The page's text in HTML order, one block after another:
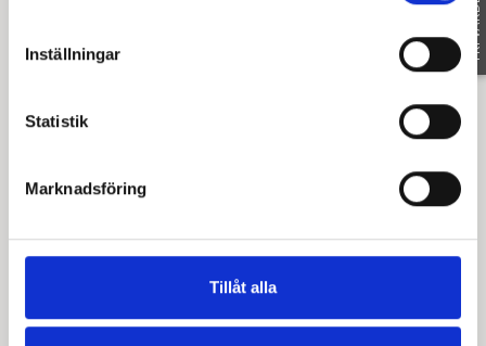
Inställningar
Statistik
Marknadsföring
Tillåt alla